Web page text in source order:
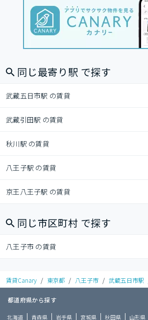
同じ最寄り駅 で探す
武蔵五日市駅 の賃貸
武蔵引田駅 の賃貸
秋川駅 の賃貸
八王子駅 の賃貸
京王八王子駅 の賃貸
同じ市区町村 で探す
八王子市 の賃貸
賃貸Canary / 東京都 / 八王子市 / 武蔵五日市駅
都道府県から探す
北海道 青森県 岩手県 宮城県 秋田県 山形県